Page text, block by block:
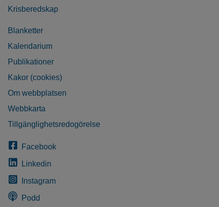
Krisberedskap
Blanketter
Kalendarium
Publikationer
Kakor (cookies)
Om webbplatsen
Webbkarta
Tillgänglighetsredogörelse
Facebook
Linkedin
Instagram
Podd